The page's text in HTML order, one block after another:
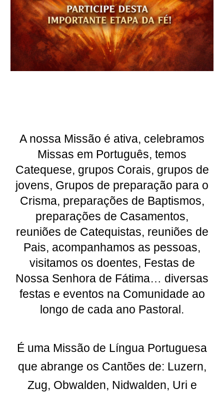
A nossa Missão é ativa, celebramos
Missas em Português, temos
Catequese, grupos Corais, grupos de
jovens, Grupos de preparação para o
Crisma, preparações de Baptismos,
preparações de Casamentos,
reuniões de Catequistas, reuniões de
Pais, acompanhamos as pessoas,
visitamos os doentes, Festas de
Nossa Senhora de Fátima… diversas
festas e eventos na Comunidade ao
longo de cada ano Pastoral.
É uma Missão de Língua Portuguesa
que abrange os Cantões de: Luzern,
Zug, Obwalden, Nidwalden, Uri e